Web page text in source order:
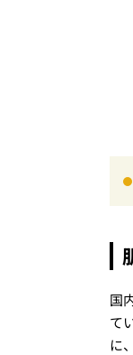
国
て
に